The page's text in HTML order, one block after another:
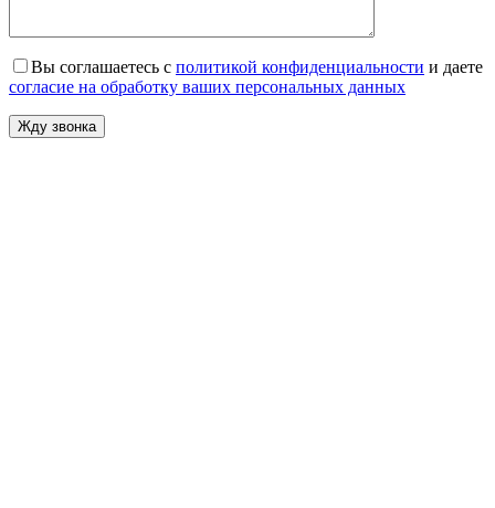
Вы соглашаетесь с политикой конфиденциальности и даете
согласие на обработку ваших персональных данных